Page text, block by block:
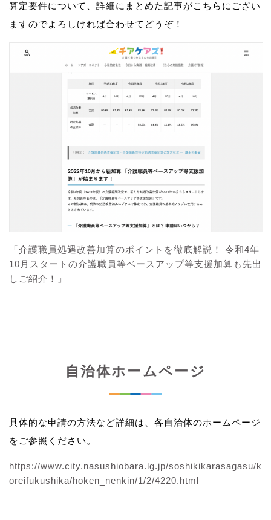
算定要件について、詳細にまとめた記事がこちらにござい
ますのでよろしければ合わせてどうぞ！
「介護職員処遇改善加算のポイントを徹底解説！ 令和4年
10月スタートの介護職員等ベースアップ等支援加算も先出
しご紹介！」
自治体ホームページ
具体的な申請の方法など詳細は、各自治体のホームページ
をご参照ください。
https://www.city.nasushiobara.lg.jp/soshikikarasagasu/k
oreifukushika/hoken_nenkin/1/2/4220.html